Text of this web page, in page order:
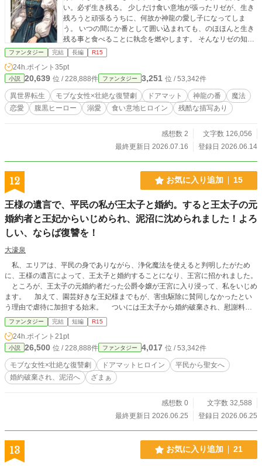
い。必ず生き残る。 少しだけ食い意地が張ったリゼが、生き
残ろうと頑張るうちに、何故か神龍の愛し子になってしま
う。 いつの間にか番として囲い込まれても、のほほんと生き
残る事と食べることに執念を燃やします。 そんなリゼの知ら
ない内に、いじめた相手が自爆したり、冷血王子に掴まりそ
うになったり。 リゼの目標は、あくまで美味しいごはんと生
き残ること。 そして好きになった神龍さまと結婚することな
のです。 溺愛する神龍と一緒に陰謀を暴いたりするリゼリア
のお話。 かなり残酷な描写があります。人も死にます。苦手
な方はブラウザバックを。 残酷なシーンがあるときは、その
旨記載しておきます。 このお話は前作「皇帝の孫娘」の世界
ファンタジー 完結 長編 R15
24h.ポイント 35pt
小説 20,639 位 / 228,888件 ファンタジー 3,251 位 / 53,342件
異世界転生 モブな女性×壮絶な復讐劇 ドアマット 神龍の番
魔法
恋愛
腹黒ヒーロー 溺愛 食い意地ヒロイン 残酷な描写あり
感想数 2
文字数 126,056
最終更新日 2026.07.16
登録日 2026.06.14
12 お気に入り追加 15
王様の遺言で、平民の私が王太子と婚約。すると王太子の元
婚約者と王妃からいじめられ、泥沼に沈められました！よろ
しい、ならば復讐を！
大濠泉
私、エリアは、平民の身でありながら、浄化魔法を使えると判明したがため
に、王様の遺言によって、王太子と婚約することになり、王宮に招かれました。
ところが、王太子の元婚約者だった公爵令嬢が王宮に入り浸って、私をいじめ
ます。 加えて、園芸好きな王妃様までもが、害虫駆除に賛同しなかったとい
う理由で虐待に加担する始末。 ついには王太子から婚約破棄され、慰謝料と
して〈厄災の沼〉と称される、罪人を沈めた沼地を与えられ、その直後に、その
沼に私自身が沈められてしまいました。 結果、私の生命が尽き果てようとし
た、そのときーー。 ※ざまぁ系のストーリーです。 ※他サイトでも掲載してい
ます。
ファンタジー 完結 短編 R15
24h.ポイント 21pt
小説 26,500 位 / 228,888件 ファンタジー 4,017 位 / 53,342件
モブな女性×壮絶な復讐劇 ドアマットヒロイン
平民から聖女へ
婚約破棄され、泥沼へ
ざまぁ
感想数 0
文字数 32,588
最終更新日 2026.06.25
登録日 2026.06.25
13 お気に入り追加 21